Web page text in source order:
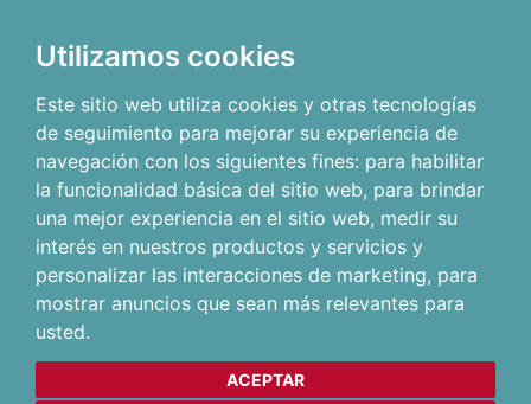
Utilizamos cookies
Este sitio web utiliza cookies y otras tecnologías
de seguimiento para mejorar su experiencia de
navegación con los siguientes fines: para habilitar
la funcionalidad básica del sitio web, para brindar
una mejor experiencia en el sitio web, medir su
interés en nuestros productos y servicios y
personalizar las interacciones de marketing, para
mostrar anuncios que sean más relevantes para
usted.
ACEPTAR